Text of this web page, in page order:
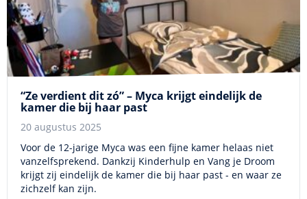
“Ze verdient dit zó” – Myca krijgt eindelijk de
kamer die bij haar past
20 augustus 2025
Voor de 12-jarige Myca was een fijne kamer helaas niet
vanzelfsprekend. Dankzij Kinderhulp en Vang je Droom
krijgt zij eindelijk de kamer die bij haar past - en waar ze
zichzelf kan zijn.